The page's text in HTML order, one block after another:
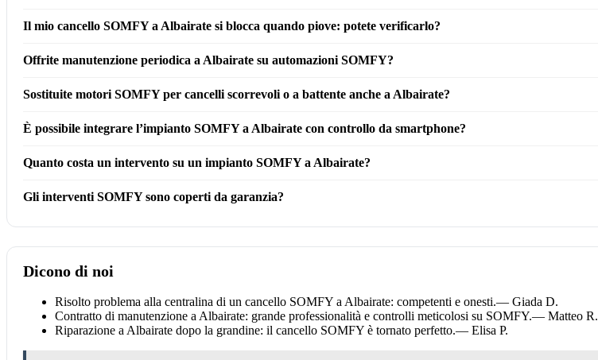
Il mio cancello SOMFY a Albairate si blocca quando piove: potete verificarlo?
Offrite manutenzione periodica a Albairate su automazioni SOMFY?
Sostituite motori SOMFY per cancelli scorrevoli o a battente anche a Albairate?
È possibile integrare l’impianto SOMFY a Albairate con controllo da smartphone?
Quanto costa un intervento su un impianto SOMFY a Albairate?
Gli interventi SOMFY sono coperti da garanzia?
Dicono di noi
Risolto problema alla centralina di un cancello SOMFY a Albairate: competenti e onesti.— Giada D.
Contratto di manutenzione a Albairate: grande professionalità e controlli meticolosi su SOMFY.— Matteo R.
Riparazione a Albairate dopo la grandine: il cancello SOMFY è tornato perfetto.— Elisa P.